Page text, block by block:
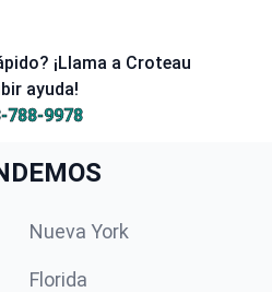
¡Llama a Croteau
ayuda!
788-9978
Nueva York
Florida